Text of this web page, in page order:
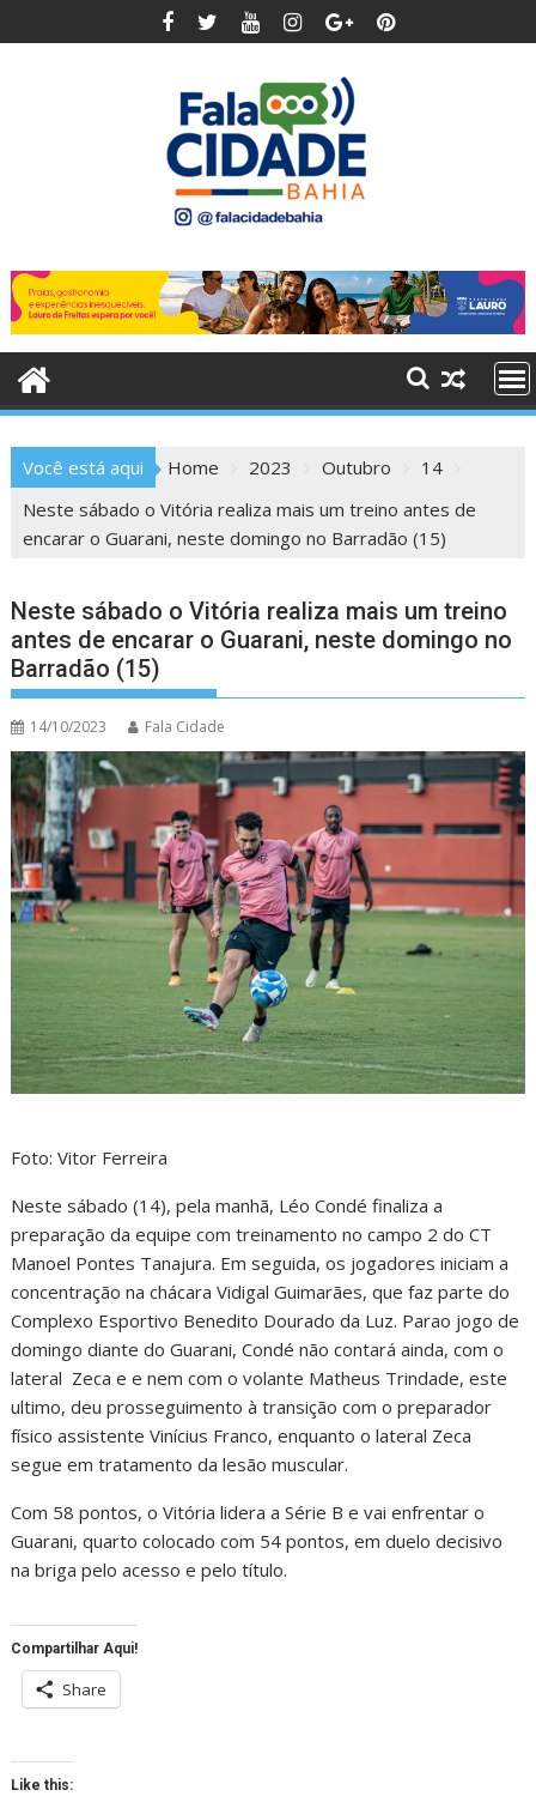
to
Você está aqui Home 2023 Outubro
14
Neste sábado o Vitória realiza mais um treino antes de
encarar o Guarani, neste domingo no Barradão (15)
Neste sábado o Vitória realiza mais um treino
antes de encarar o Guarani, neste domingo no
Barradão (15)
14/10/2023 Fala Cidade
Foto: Vitor Ferreira
Neste sábado (14), pela manhã, Léo Condé finaliza a
preparação da equipe com treinamento no campo 2 do CT
Manoel Pontes Tanajura. Em seguida, os jogadores iniciam a
concentração na chácara Vidigal Guimarães, que faz parte do
Complexo Esportivo Benedito Dourado da Luz. Parao jogo de
domingo diante do Guarani, Condé não contará ainda, com o
lateral Zeca e e nem com o volante Matheus Trindade, este
ultimo, deu prosseguimento à transição com o preparador
físico assistente Vinícius Franco, enquanto o lateral Zeca
segue em tratamento da lesão muscular.
Com 58 pontos, o Vitória lidera a Série B e vai enfrentar o
Guarani, quarto colocado com 54 pontos, em duelo decisivo
na briga pelo acesso e pelo título.
Compartilhar Aqui!
Share
Like this: